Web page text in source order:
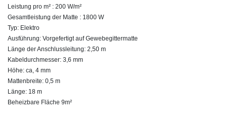
Leistung pro m² : 200 W/m²
Gesamtleistung der Matte : 1800 W
Typ: Elektro
Ausführung: Vorgefertigt auf Gewebegittermatte
Länge der Anschlussleitung: 2,50 m
Kabeldurchmesser: 3,6 mm
Höhe: ca, 4 mm
Mattenbreite: 0,5 m
Länge: 18 m
Beheizbare Fläche 9m²